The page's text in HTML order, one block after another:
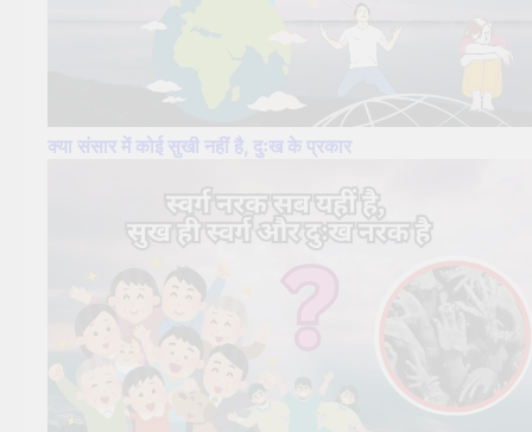
क्या संसार में कोई सुखी नहीं है, दुःख के प्रकार